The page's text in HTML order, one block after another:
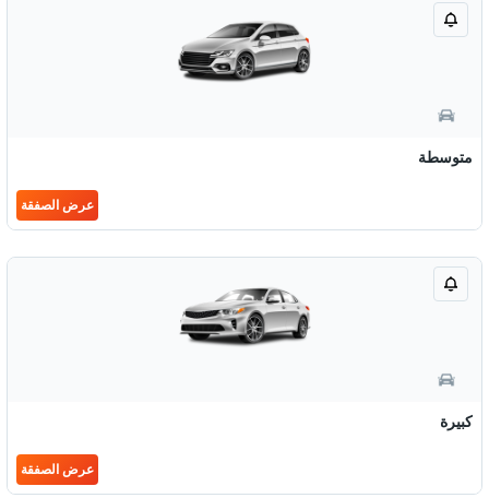
متوسطة
عرض الصفقة
كبيرة
عرض الصفقة